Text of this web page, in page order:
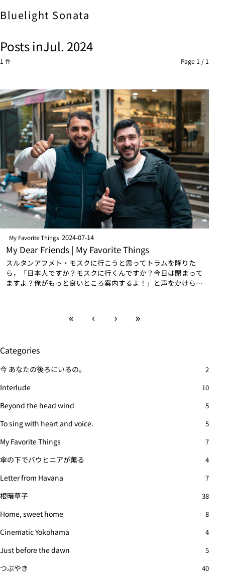
Bluelight Sonata
Posts inJul. 2024
1 件 Page 1 / 1
My Favorite Things 2024-07-14
My Dear Friends | My Favorite Things
スルタンアフメト・モスクに行こうと思ってトラムを降りた
ら，「日本人ですか？モスクに行くんですか？今日は閉まって
ますよ？俺がもっと良いところ案内するよ！」と声をかけられ
« ‹ › »
Categories
今 あなたの後ろにいるの。 2
Interlude 10
Beyond the head wind 5
To sing with heart and voice. 5
My Favorite Things 7
傘の下でバウヒニアが薫る 4
Letter from Havana 7
根暗草子 38
Home, sweet home 8
Cinematic Yokohama 4
Just before the dawn 5
つぶやき 40